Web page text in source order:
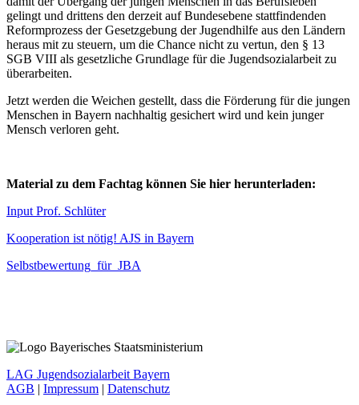
gelingt und drittens den derzeit auf Bundesebene stattfindenden
Reformprozess der Gesetzgebung der Jugendhilfe aus den Ländern
heraus mit zu steuern, um die Chance nicht zu vertun, den § 13
SGB VIII als gesetzliche Grundlage für die Jugendsozialarbeit zu
überarbeiten.
Jetzt werden die Weichen gestellt, dass die Förderung für die jungen
Menschen in Bayern nachhaltig gesichert wird und kein junger
Mensch verloren geht.
Material zu dem Fachtag können Sie hier herunterladen:
Input Prof. Schlüter
Kooperation ist nötig! AJS in Bayern
Selbstbewertung_für_JBA
LAG Jugendsozialarbeit Bayern
AGB | Impressum | Datenschutz